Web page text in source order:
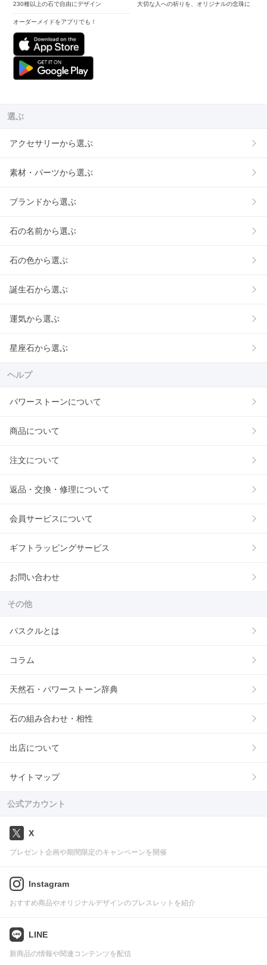
230種以上の石で自由にデザイン
オーダーメイドをアプリでも！
大切な人への祈りを、オリジナルの念珠に
選ぶ
アクセサリーから選ぶ
素材・パーツから選ぶ
ブランドから選ぶ
石の名前から選ぶ
石の色から選ぶ
誕生石から選ぶ
運気から選ぶ
星座石から選ぶ
ヘルプ
パワーストーンについて
商品について
注文について
返品・交換・修理について
会員サービスについて
ギフトラッピングサービス
お問い合わせ
その他
パスクルとは
コラム
天然石・パワーストーン辞典
石の組み合わせ・相性
出店について
サイトマップ
公式アカウント
X
プレゼント企画や期間限定のキャンペーンを開催
Instagram
おすすめ商品やオリジナルデザインのブレスレットを紹介
LINE
新商品の情報や関連コンテンツを配信